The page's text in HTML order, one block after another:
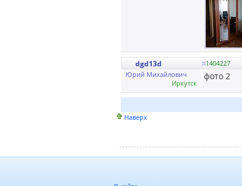
dgd13d #1404227
Юрий Михайлович
Иркутск
фото 2
Наверх